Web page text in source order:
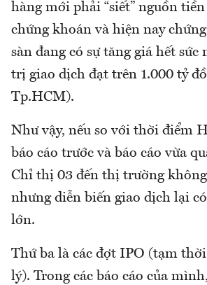
hàng mới phải “siết” nguồn tiền
chứng khoán và hiện nay
sàn đang có sự tăng giá hết sức
trị giao dịch đạt trên 1.000 tỷ
Tp.HCM).
Như vậy, nếu so với thời điểm
báo cáo trước và báo cáo vừa
Chỉ thị 03 đến thị trường
nhưng diễn biến giao dịch lại
lớn.
Thứ ba là các đợt IPO (tạm
lý). Trong các báo cáo của